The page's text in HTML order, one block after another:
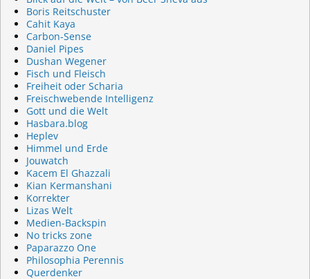
Boris Reitschuster
Cahit Kaya
Carbon-Sense
Daniel Pipes
Dushan Wegener
Fisch und Fleisch
Freiheit oder Scharia
Freischwebende Intelligenz
Gott und die Welt
Hasbara.blog
Heplev
Himmel und Erde
Jouwatch
Kacem El Ghazzali
Kian Kermanshani
Korrekter
Lizas Welt
Medien-Backspin
No tricks zone
Paparazzo One
Philosophia Perennis
Querdenker